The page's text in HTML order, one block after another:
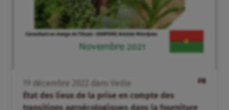
FR
décembre dans
Veille
État des lieux de la prise en compte des
transitions agroécologiques dans la fourniture